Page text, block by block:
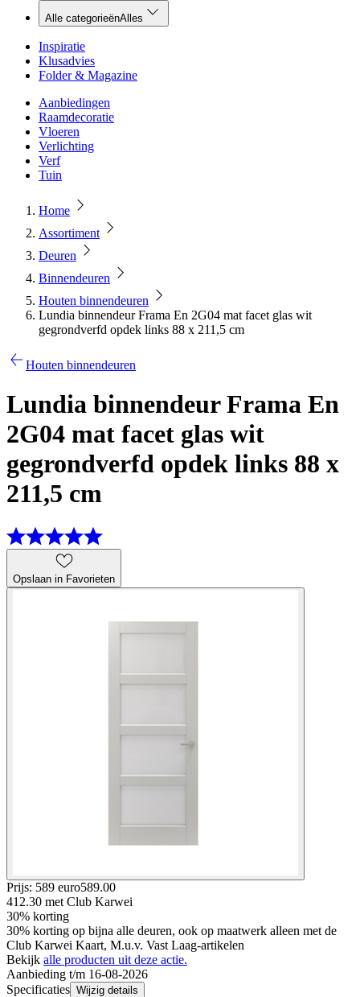
Alle categorieënAlles
Inspiratie
Klusadvies
Folder & Magazine
Aanbiedingen
Raamdecoratie
Vloeren
Verlichting
Verf
Tuin
Home
Assortiment
Deuren
Binnendeuren
Houten binnendeuren
Lundia binnendeur Frama En 2G04 mat facet glas wit
gegrondverfd opdek links 88 x 211,5 cm
Houten binnendeuren
Lundia binnendeur Frama En
2G04 mat facet glas wit
gegrondverfd opdek links 88 x
211,5 cm
Opslaan in Favorieten
Prijs: 589 euro589.00
412.30 met Club Karwei
30% korting
30% korting op bijna alle deuren, ook op maatwerk alleen met de
Club Karwei Kaart, M.u.v. Vast Laag-artikelen
Bekijk alle producten uit deze actie.
Aanbieding t/m 16-08-2026
Specificaties Wijzig details